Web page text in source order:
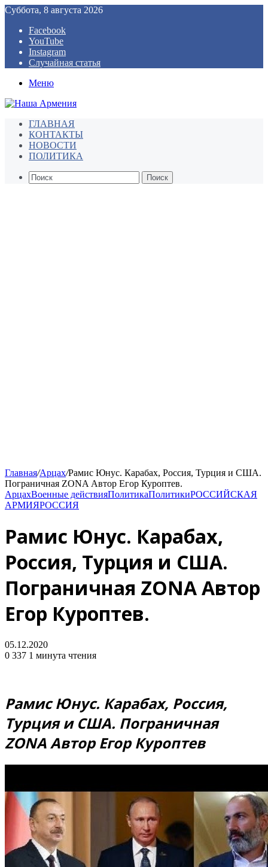
Суббота, 8 августа 2026
Facebook
YouTube
Instagram
Случайная статья
Меню
ГЛАВНАЯ
КОНТАКТЫ
НОВОСТИ
ПОЛИТИКА
Поиск
Главная/Арцах/Рамис Юнус. Карабах, Россия, Турция и США.
Пограничная ZONA Автор Егор Куроптев.
АрцахВоенные действияПолитикаПолитикиРОССИЙСКАЯ
АРМИЯРОССИЯ
Рамис Юнус. Карабах,
Россия, Турция и США.
Пограничная ZONA Автор
Егор Куроптев.
05.12.2020
0 337 1 минута чтения
Рамис Юнус. Карабах, Россия,
Турция и США. Пограничная
ZONA Автор Егор Куроптев